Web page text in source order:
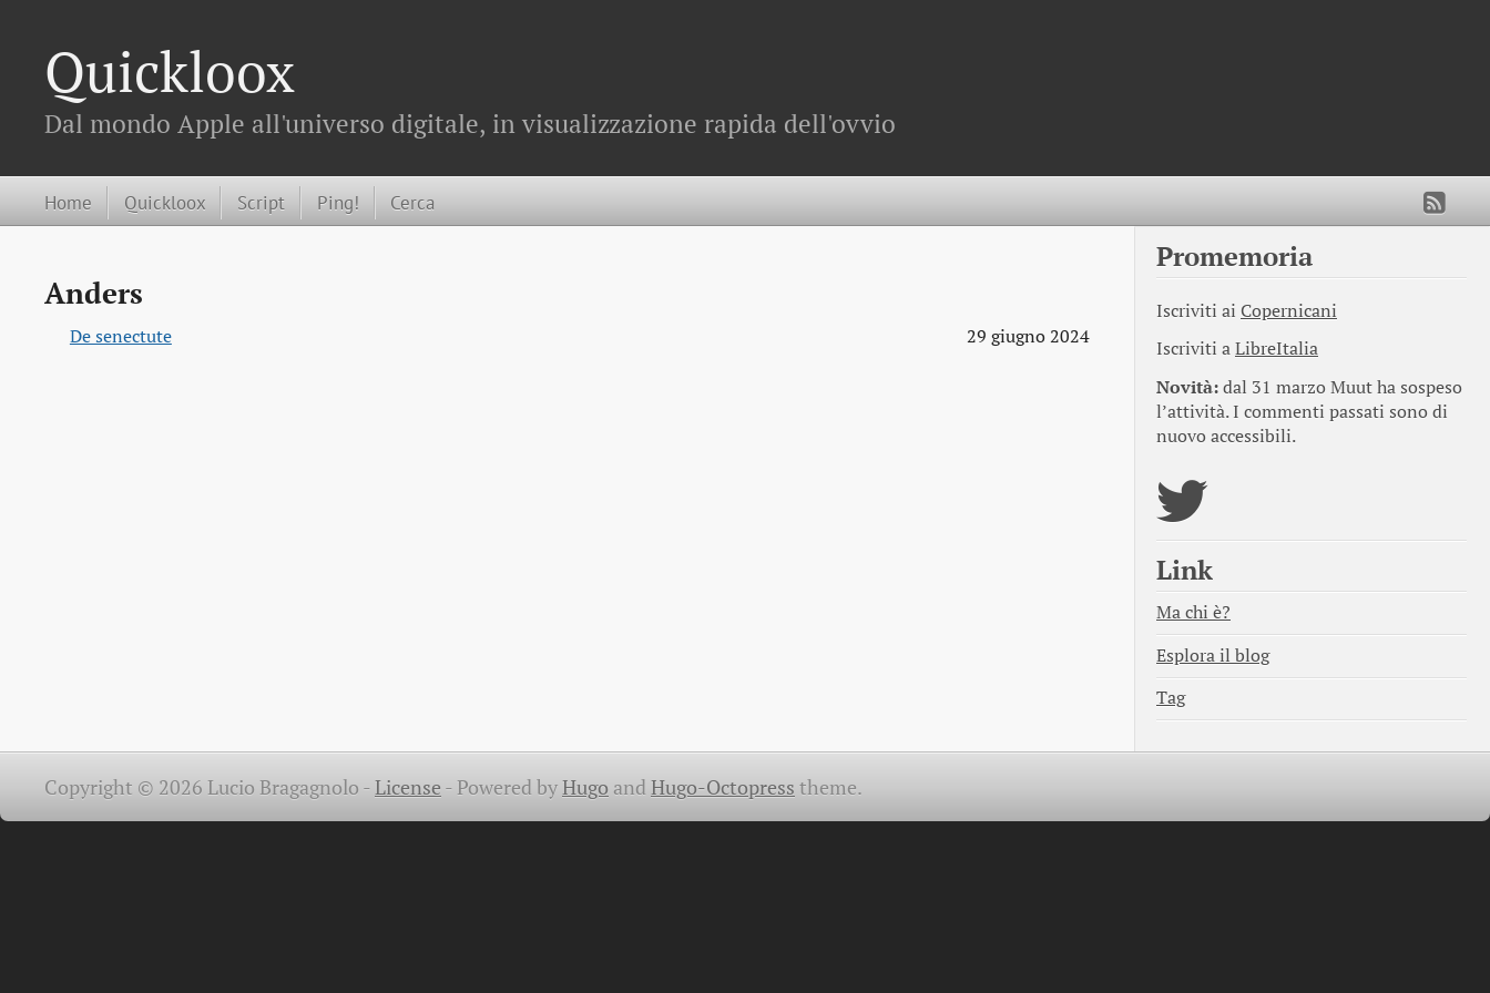
Quickloox
Dal mondo Apple all'universo digitale, in visualizzazione rapida dell'ovvio
Home Quickloox Script Ping! Cerca
Anders
De senectute 29 giugno 2024
Promemoria
Iscriviti ai Copernicani
Iscriviti aLibreItalia
Novità:dal 31 marzo Muut ha sospeso
l’attività. I commenti passati sono di
nuovo accessibili.
Link
Ma chi è?
Esplora il blog
Tag
Copyright © 2026 Lucio Bragagnolo -License -Powered byHugoandHugo-Octopress theme.